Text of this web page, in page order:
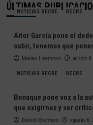
ÚLTIMAS
NOTICIAS RECRE RECRE
Aitor García pone el
subir, tenemos que
Matias Hermoso agosto
NOTICIAS RECRE RECRE
Bonaque pone voz a la
que exigirnos y ser
Deivid Quintero agosto 8,